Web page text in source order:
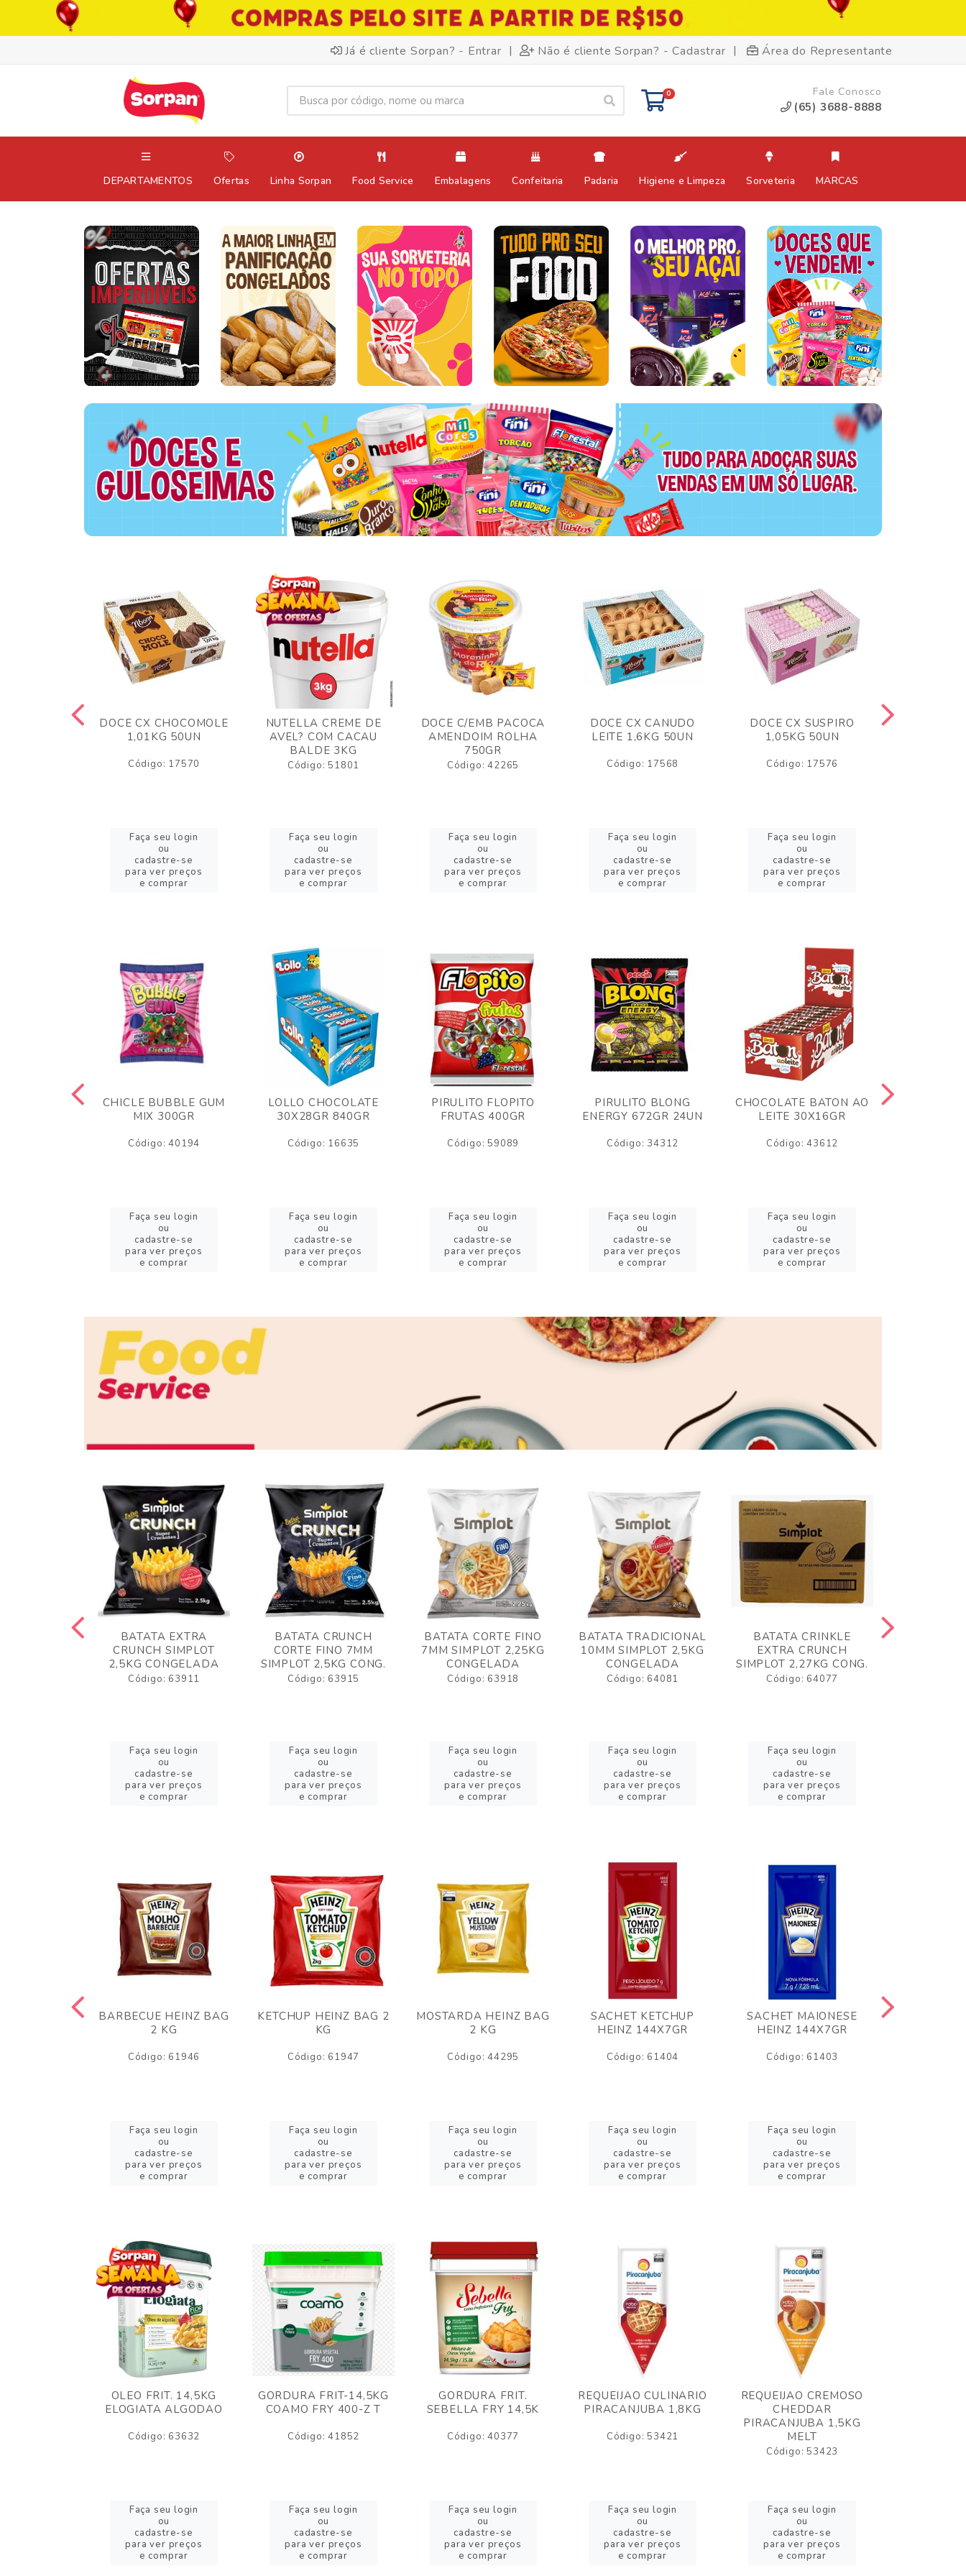
Já é cliente Sorpan? - Entrar | Não é cliente Sorpan? - Cadastrar | Área do Representante
0 Fale Conosco
(65) 3688-8888
DEPARTAMENTOS Ofertas Linha Sorpan Food Service Embalagens Confeitaria Padaria Higiene e Limpeza Sorveteria MARCAS
DOCE CX CHOCOMOLE
1,01KG 50UN
Código: 17570
Faça seu login
ou
cadastre-se
para ver preços
e comprar
NUTELLA CREME DE
AVEL? COM CACAU
BALDE 3KG
Código: 51801
Faça seu login
ou
cadastre-se
para ver preços
e comprar
DOCE C/EMB PACOCA
AMENDOIM ROLHA
750GR
Código: 42265
Faça seu login
ou
cadastre-se
para ver preços
e comprar
DOCE CX CANUDO
LEITE 1,6KG 50UN
Código: 17568
Faça seu login
ou
cadastre-se
para ver preços
e comprar
DOCE CX SUSPIRO
1,05KG 50UN
Código: 17576
Faça seu login
ou
cadastre-se
para ver preços
e comprar
CHICLE BUBBLE GUM
MIX 300GR
Código: 40194
Faça seu login
ou
cadastre-se
para ver preços
e comprar
LOLLO CHOCOLATE
30X28GR 840GR
Código: 16635
Faça seu login
ou
cadastre-se
para ver preços
e comprar
PIRULITO FLOPITO
FRUTAS 400GR
Código: 59089
Faça seu login
ou
cadastre-se
para ver preços
e comprar
PIRULITO BLONG
ENERGY 672GR 24UN
Código: 34312
Faça seu login
ou
cadastre-se
para ver preços
e comprar
CHOCOLATE BATON AO
LEITE 30X16GR
Código: 43612
Faça seu login
ou
cadastre-se
para ver preços
e comprar
BATATA EXTRA
CRUNCH SIMPLOT
2,5KG CONGELADA
Código: 63911
Faça seu login
ou
cadastre-se
para ver preços
e comprar
BATATA CRUNCH
CORTE FINO 7MM
SIMPLOT 2,5KG CONG.
Código: 63915
Faça seu login
ou
cadastre-se
para ver preços
e comprar
BATATA CORTE FINO
7MM SIMPLOT 2,25KG
CONGELADA
Código: 63918
Faça seu login
ou
cadastre-se
para ver preços
e comprar
BATATA TRADICIONAL
10MM SIMPLOT 2,5KG
CONGELADA
Código: 64081
Faça seu login
ou
cadastre-se
para ver preços
e comprar
BATATA CRINKLE
EXTRA CRUNCH
SIMPLOT 2,27KG CONG.
Código: 64077
Faça seu login
ou
cadastre-se
para ver preços
e comprar
BARBECUE HEINZ BAG
2 KG
Código: 61946
Faça seu login
ou
cadastre-se
para ver preços
e comprar
KETCHUP HEINZ BAG 2
KG
Código: 61947
Faça seu login
ou
cadastre-se
para ver preços
e comprar
MOSTARDA HEINZ BAG
2 KG
Código: 44295
Faça seu login
ou
cadastre-se
para ver preços
e comprar
SACHET KETCHUP
HEINZ 144X7GR
Código: 61404
Faça seu login
ou
cadastre-se
para ver preços
e comprar
SACHET MAIONESE
HEINZ 144X7GR
Código: 61403
Faça seu login
ou
cadastre-se
para ver preços
e comprar
OLEO FRIT. 14,5KG
ELOGIATA ALGODAO
Código: 63632
Faça seu login
ou
cadastre-se
para ver preços
e comprar
GORDURA FRIT-14,5KG
COAMO FRY 400-Z T
Código: 41852
Faça seu login
ou
cadastre-se
para ver preços
e comprar
GORDURA FRIT.
SEBELLA FRY 14,5K
Código: 40377
Faça seu login
ou
cadastre-se
para ver preços
e comprar
REQUEIJAO CULINARIO
PIRACANJUBA 1,8KG
Código: 53421
Faça seu login
ou
cadastre-se
para ver preços
e comprar
REQUEIJAO CREMOSO
CHEDDAR
PIRACANJUBA 1,5KG
MELT
Código: 53423
Faça seu login
ou
cadastre-se
para ver preços
e comprar